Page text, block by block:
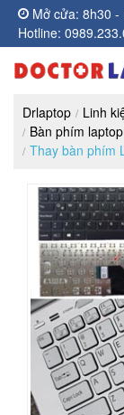
Mở cửa: 8h30
Hotline:
Drlaptop Linh
Bàn phím
Thay bàn phím